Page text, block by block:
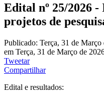
Edital nº 25/2026
projetos de
Publicado: Terça, 31 de Março
em Terça, 31 de Março de
Tweetar
Compartilhar
Edital e resultados: